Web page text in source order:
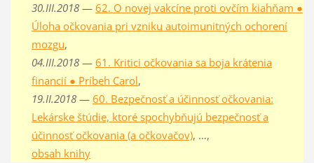
30.III.2018— 62. O novej vakcíne proti ovčím kiahňam ●
Úloha očkovania pri vzniku autoimunitných ochorení
mozgu,
04.III.2018— 61. Kritici očkovania sa boja krátenia
financií ● Príbeh Carol,
19.II.2018— 60. Bezpečnosť a účinnosť očkovania:
Lekárske štúdie, ktoré spochybňujú bezpečnosť a
účinnosť očkovania (a očkovačov), …,
obsah knihy